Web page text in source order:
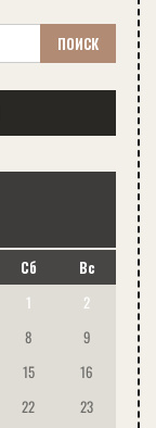
Сб
Вс
1
2
8
9
15
16
22
23